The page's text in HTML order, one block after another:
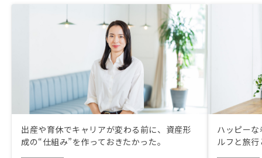
出産や育休でキャリアが変わる前に、資産形
成の“仕組み”を作っておきたかった。
ハッピー
ルフと旅